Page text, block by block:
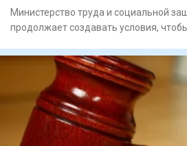
Министерство труда и социальной
продолжает создавать условия,